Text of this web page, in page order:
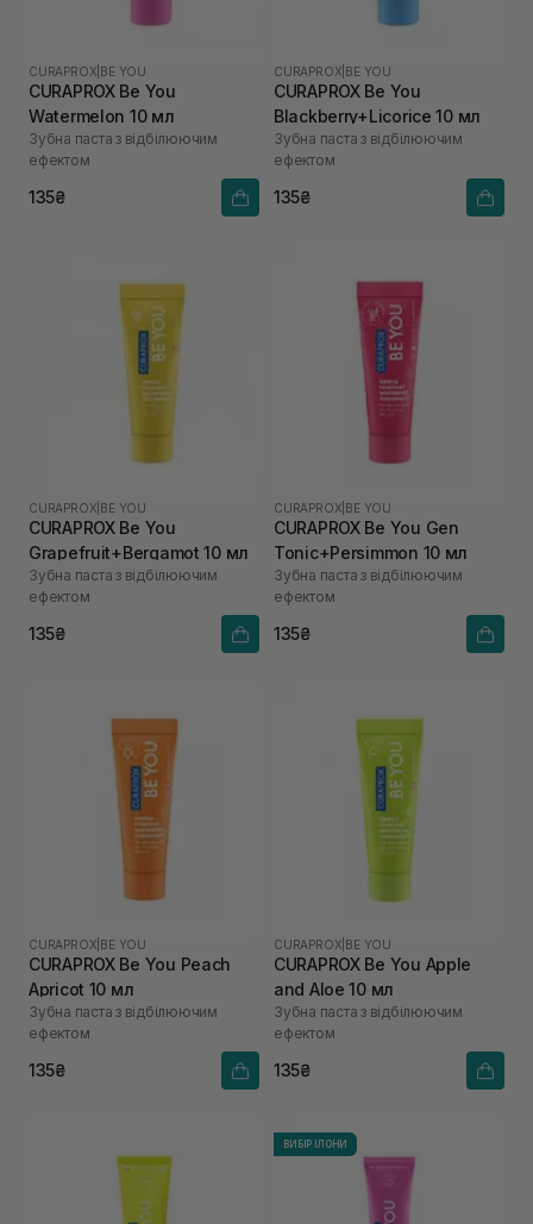
CURAPROX BE YOU
CURAPROX Be You
Watermelon 10 мл
Зубна паста з відбілюючим
ефектом
135₴
CURAPROX BE YOU
CURAPROX Be You
Blackberry+Licorice 10 мл
Зубна паста з відбілюючим
ефектом
135₴
CURAPROX BE YOU
CURAPROX Be You
Grapefruit+Bergamot 10 мл
Зубна паста з відбілюючим
ефектом
135₴
CURAPROX BE YOU
CURAPROX Be You Gen
Tonic+Persimmon 10 мл
Зубна паста з відбілюючим
ефектом
135₴
CURAPROX BE YOU
CURAPROX Be You Peach
Apricot 10 мл
Зубна паста з відбілюючим
ефектом
135₴
CURAPROX BE YOU
CURAPROX Be You Apple
and Aloe 10 мл
Зубна паста з відбілюючим
ефектом
135₴
ВИБІР ІЛОНИ